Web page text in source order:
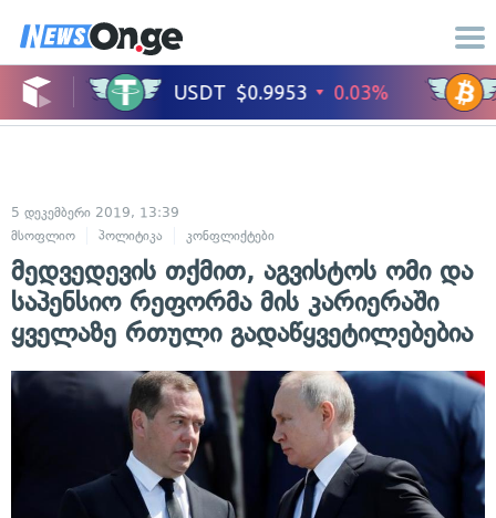
5 დეკემბერი 2019, 13:39
მსოფლიო
პოლიტიკა კონფლიქტები
მედვედევის თქმით, აგვისტოს ომი და
საპენსიო რეფორმა მის კარიერაში
ყველაზე რთული გადაწყვეტილებებია